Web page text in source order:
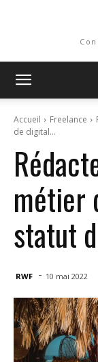
Accueil Freelance
de digital...
métier
statut
RWF - 10 mai 2022